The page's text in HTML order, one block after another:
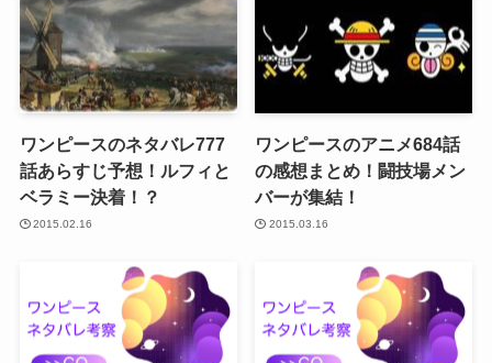
ワンピースのネタバレ777
話あらすじ予想！ルフィと
ベラミー決着！？
2015.02.16
ワンピースのアニメ684話
の感想まとめ！闘技場メン
バーが集結！
2015.03.16